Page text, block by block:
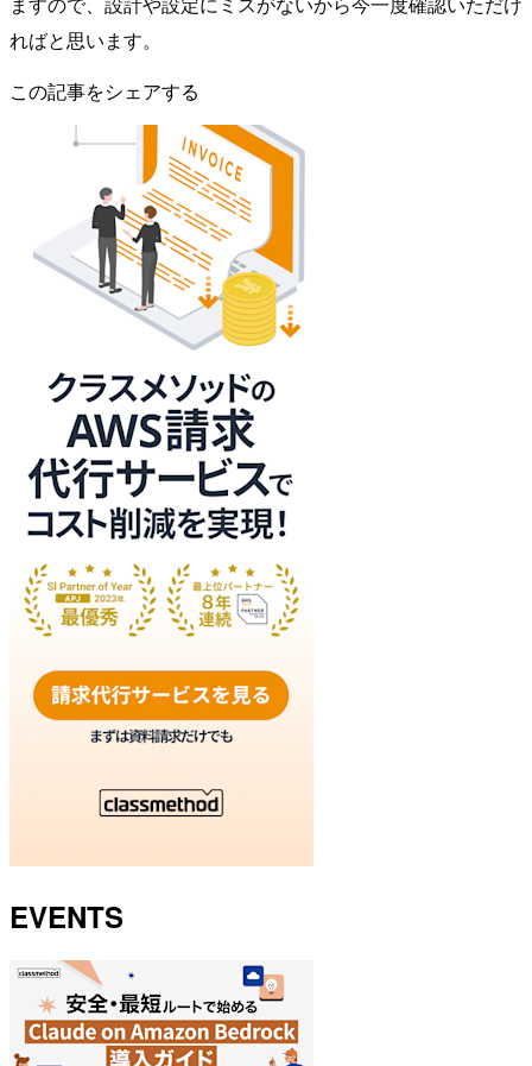
ればと思います。
この記事をシェアする
EVENTS